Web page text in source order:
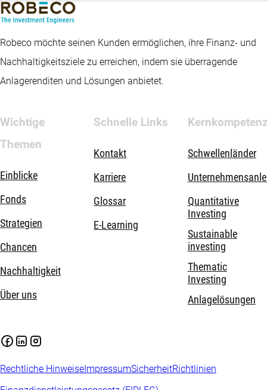
Robeco möchte seinen Kunden ermöglichen, ihre Finanz- und
Nachhaltigkeitsziele zu erreichen, indem sie überragende
Anlagerenditen und Lösungen anbietet.
Wichtige
Themen
Einblicke
Fonds
Strategien
Chancen
Nachhaltigkeit
Über uns
Schnelle Links
Kontakt
Karriere
Glossar
E-Learning
Schwellenländer
Quantitative
Investing
Sustainable
investing
Thematic
Investing
Anlagelösungen
Rechtliche Hinweise ImpressumSicherheitRichtlinien